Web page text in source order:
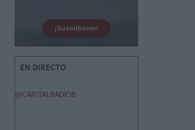
¡Suscribirme!
EN DIRECTO
@CAPITALRADIOB